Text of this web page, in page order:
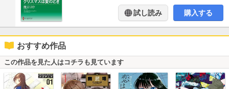
試し読み 購入する
おすすめ作品
この作品を見た人はコチラも見ています